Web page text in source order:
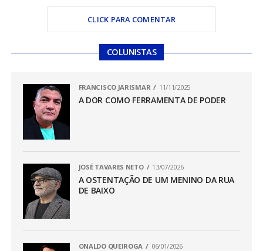
CLICK PARA COMENTAR
COLUNISTAS
FRANCISCO JARISMAR 11/11/2025
A DOR COMO FERRAMENTA DE PODER
JOSÉ TAVARES NETO 13/07/2026
A OSTENTAÇÃO DE UM MENINO DA RUA
DE BAIXO
ONALDO QUEIROGA 06/01/2026